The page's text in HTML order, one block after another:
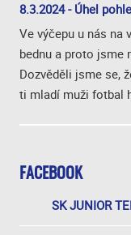
FACEBOOK
SK JUNIOR
8.3.2024 - Úhel
Ve výčepu u nás na
bednu a proto jsme
Dozvěděli jsme se,
ti mladí muži fotbal